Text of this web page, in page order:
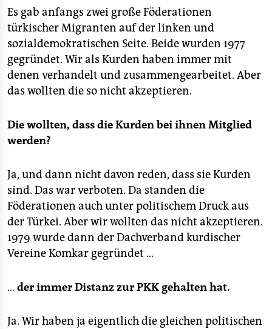
Es gab anfangs zwei große Föderationen
türkischer Migranten auf der linken und
sozialdemokratischen Seite. Beide wurden 1977
gegründet. Wir als Kurden haben immer mit
denen verhandelt und zusammengearbeitet. Aber
das wollten die so nicht akzeptieren.
Die wollten, dass die Kurden bei ihnen Mitglied
werden?
Ja, und dann nicht davon reden, dass sie Kurden
sind. Das war verboten. Da standen die
Föderationen auch unter politischem Druck aus
der Türkei. Aber wir wollten das nicht akzeptieren.
1979 wurde dann der Dachverband kurdischer
Vereine Komkar gegründet …
… der immer Distanz zur PKK gehalten hat.
Ja. Wir haben ja eigentlich die gleichen politischen